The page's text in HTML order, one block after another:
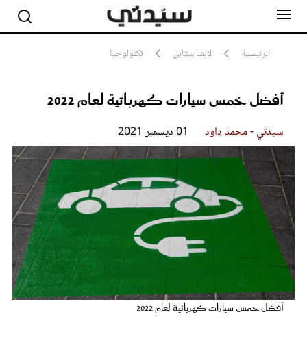
الرئيسية لايف ستايل تكنولوجيا
أفضل خمس سيارات كهربائية لعام 2022
سيدتي - محمد داود 01 ديسمبر 2021
أفضل خمس سيارات كهربائية لعام 2022
مشاهير
جمال
صحة ورشاقة
سيدتي وطفلك
لايف ستايل
بلس+
فيديو
مطبخ سيدتي
مقالات الرأي
تقارير
عروس سيدتي